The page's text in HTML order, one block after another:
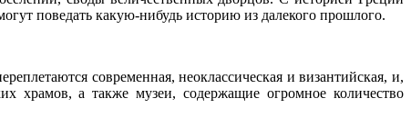
поведать какую-нибудь историю из далекого прошлого.
современная, неоклассическая и византийская, и,
храмов, а также музеи, содержащие огромное количество